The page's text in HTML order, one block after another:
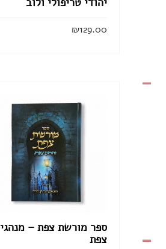
₪129.00
ספר מורשת צפת – מנהגי
צפת